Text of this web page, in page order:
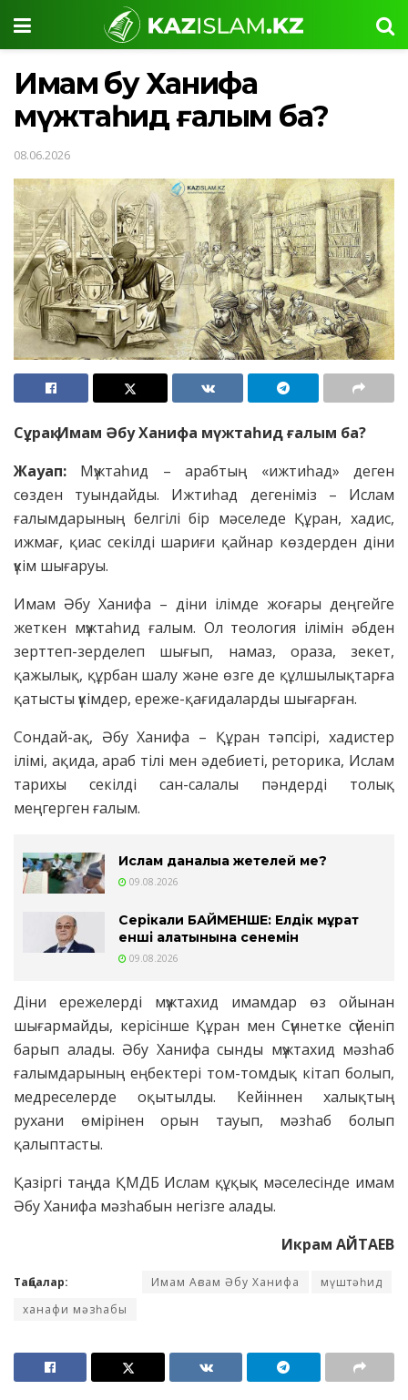
Имам Әбу Ханифа
мүжтаһид ғалым ба?
08.06.2026
Сұрақ: Имам Әбу Ханифа мүжтаһид ғалым ба?
Жауап: Мүжтаһид – арабтың «ижтиһад» деген
сөзден туындайды. Ижтиһад дегеніміз – Ислам
ғалымдарының белгілі бір мәселеде Құран, хадис,
ижмағ, қиас секілді шариғи қайнар көздерден діни
үкім шығаруы.
Имам Әбу Ханифа – діни ілімде жоғары деңгейге
жеткен мүжтаһид ғалым. Ол теология ілімін әбден
зерттеп-зерделеп шығып, намаз, ораза, зекет,
қажылық, құрбан шалу және өзге де құлшылықтарға
қатысты үкімдер, ереже-қағидаларды шығарған.
Сондай-ақ, Әбу Ханифа – Құран тәпсірі, хадистер
ілімі, ақида, араб тілі мен әдебиеті, реторика, Ислам
тарихы секілді сан-салалы пәндерді толық
меңгерген ғалым.
Ислам даналыққа жетелей ме?
09.08.2026
Серікқали БАЙМЕНШЕ: Елдік мұрат
енші алатынына сенемін
09.08.2026
Діни ережелерді мүжтахид имамдар өз ойынан
шығармайды, керісінше Құран мен Сүннетке сүйеніп
барып алады. Әбу Ханифа сынды мүжтахид мәзһаб
ғалымдарының еңбектері том-томдық кітап болып,
медреселерде оқытылды. Кейіннен халықтың
рухани өмірінен орын тауып, мәзһаб болып
қалыптасты.
Қазіргі таңда ҚМДБ Ислам құқық мәселесінде имам
Әбу Ханифа мәзһабын негізге алады.
Икрам АЙТАЕВ
Таңбалар: Имам Ағзам Әбу Ханифа
мүштәһид
ханафи мәзһабы